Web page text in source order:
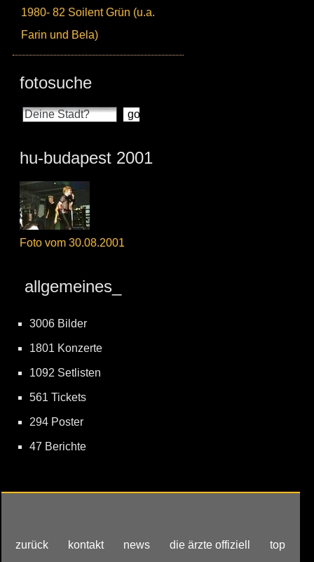
1980- 82 Soilent Grün (u.a.
Farin und Bela)
fotosuche
hu-budapest 2001
Foto vom 30.08.2001
allgemeines_
3006 Bilder
1801 Konzerte
1092 Setlisten
561 Tickets
294 Poster
47 Berichte
zurück kontakt news die ärzte offiziell top